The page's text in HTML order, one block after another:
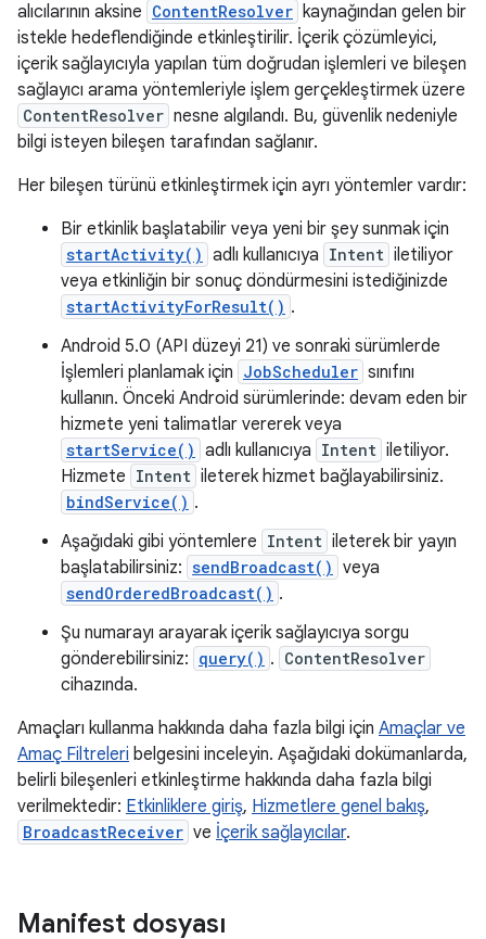
alıcılarının aksine ContentResolver kaynağından gelen bir
istekle hedeflendiğinde etkinleştirilir. İçerik çözümleyici,
içerik sağlayıcıyla yapılan tüm doğrudan işlemleri ve bileşen
sağlayıcı arama yöntemleriyle işlem gerçekleştirmek üzere
ContentResolver nesne algılandı. Bu, güvenlik nedeniyle
bilgi isteyen bileşen tarafından sağlanır.
Her bileşen türünü etkinleştirmek için ayrı yöntemler vardır:
Bir etkinlik başlatabilir veya yeni bir şey sunmak için
startActivity() adlı kullanıcıya Intent iletiliyor
veya etkinliğin bir sonuç döndürmesini istediğinizde
startActivityForResult() .
Android 5.0 (API düzeyi 21) ve sonraki sürümlerde
İşlemleri planlamak için JobScheduler sınıfını
kullanın. Önceki Android sürümlerinde: devam eden bir
hizmete yeni talimatlar vererek veya
startService() adlı kullanıcıya Intent iletiliyor.
Hizmete Intent ileterek hizmet bağlayabilirsiniz.
bindService() .
Aşağıdaki gibi yöntemlere Intent ileterek bir yayın
başlatabilirsiniz: sendBroadcast() veya
sendOrderedBroadcast() .
Şu numarayı arayarak içerik sağlayıcıya sorgu
gönderebilirsiniz: query() . ContentResolver
cihazında.
Amaçları kullanma hakkında daha fazla bilgi için Amaçlar ve
Amaç Filtreleri belgesini inceleyin. Aşağıdaki dokümanlarda,
belirli bileşenleri etkinleştirme hakkında daha fazla bilgi
verilmektedir: Etkinliklere giriş, Hizmetlere genel bakış,
BroadcastReceiver ve İçerik sağlayıcılar.
Manifest dosyası